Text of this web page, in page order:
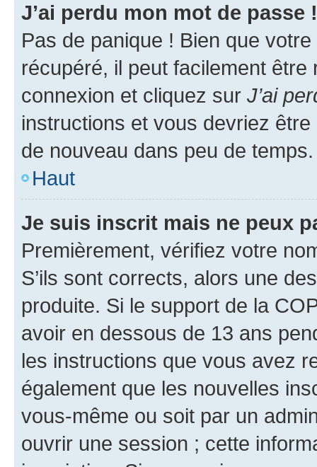
J’ai perdu mon mot de passe !
Pas de panique ! Bien que
récupéré, il peut facilement
connexion et cliquez sur J’ai
instructions et vous devriez
de nouveau dans peu de temps.
Haut
Je suis inscrit mais ne peux
Premièrement, vérifiez votre
S’ils sont corrects, alors une
produite. Si le support de la
avoir en dessous de 13 ans
les instructions que vous avez
également que les nouvelles
vous-même ou soit par un
ouvrir une session ; cette